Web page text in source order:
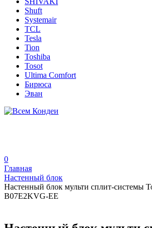
Shuft
Systemair
TCL
Tesla
Tion
Toshiba
Tosot
Ultima Comfort
Бирюса
Эван
0
Главная
Настенный блок
Настенный блок мульти сплит-системы
B07E2KVG-EE